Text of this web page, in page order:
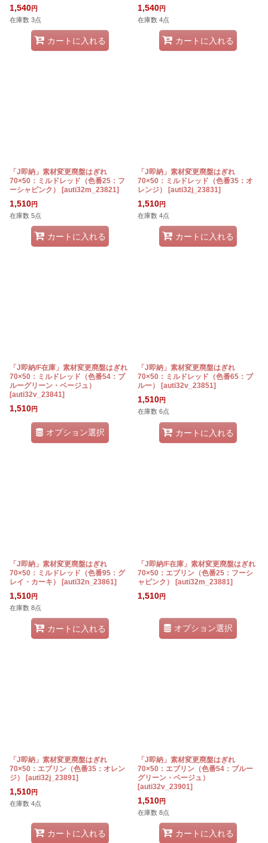
1,540円
在庫数 3点
カートに入れる
1,540円
在庫数 4点
カートに入れる
「J即納」素材変更廃盤はぎれ
70×50：ミルドレッド（色番25：フ
ーシャピンク）
[auti32m_23821]
1,510円
在庫数 5点
カートに入れる
「J即納」素材変更廃盤はぎれ
70×50：ミルドレッド（色番35：オ
レンジ）
[auti32j_23831]
1,510円
在庫数 4点
カートに入れる
「J即納/F在庫」素材変更廃盤はぎれ
70×50：ミルドレッド（色番54：ブ
ルーグリーン・ベージュ）
[auti32v_23841]
1,510円
オプション選択
「J即納」素材変更廃盤はぎれ
70×50：ミルドレッド（色番65：ブ
ルー）
[auti32v_23851]
1,510円
在庫数 6点
カートに入れる
「J即納」素材変更廃盤はぎれ
70×50：ミルドレッド（色番95：グ
レイ・カーキ）
[auti32n_23861]
1,510円
在庫数 8点
カートに入れる
「J即納/F在庫」素材変更廃盤はぎれ
70×50：エブリン（色番25：フーシ
ャピンク）
[auti32m_23881]
1,510円
オプション選択
「J即納」素材変更廃盤はぎれ
70×50：エブリン（色番35：オレン
ジ）
[auti32j_23891]
1,510円
在庫数 4点
カートに入れる
「J即納」素材変更廃盤はぎれ
70×50：エブリン（色番54：ブルー
グリーン・ベージュ）
[auti32v_23901]
1,510円
在庫数 8点
カートに入れる